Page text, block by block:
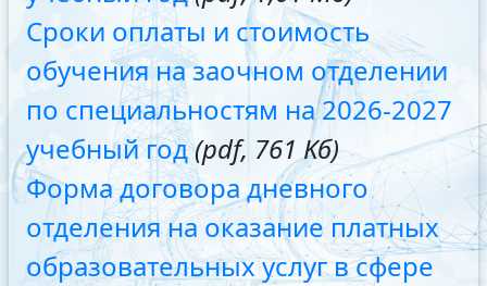
Сроки оплаты и стоимость
обучения на заочном отделении
по специальностям на 2026-2027
учебный год(pdf, 761 Kб)
Форма договора дневного
отделения на оказание платных
образовательных услуг в сфере